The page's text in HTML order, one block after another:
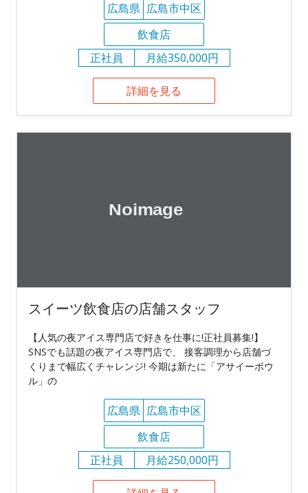
広島県 広島市中区
飲食店
正社員
月給350,000円
詳細を見る
スイーツ飲食店の店舗スタッフ
【人気の夜アイス専門店で好きを仕事に!正社員募集!】
SNSでも話題の夜アイス専門店で、 接客調理から店舗づ
くりまで幅広くチャレンジ! 今期は新たに「アサイーボウ
ル」の
広島県 広島市中区
飲食店
正社員
月給250,000円